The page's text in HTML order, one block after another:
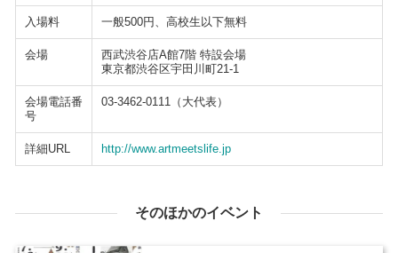
入場料 一般500円、高校生以下無料
会場
西武渋谷店A館7階 特設会場
東京都渋谷区宇田川町21-1
会場電話番
号
03-3462-0111（大代表）
詳細URL http://www.artmeetslife.jp
そのほかのイベント